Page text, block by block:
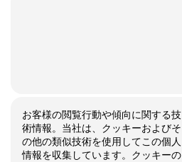
お客様の閲覧行動や傾向に関する技
術情報。当社は、クッキーおよびそ
の他の類似技術を使用してこの個人
情報を収集しています。クッキーの